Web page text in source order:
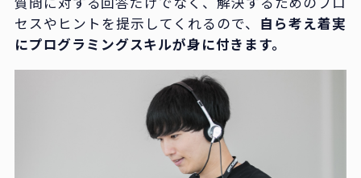
セスやヒントを提示してくれるので、 自ら考え着実
にプログラミングスキルが身に付きます。